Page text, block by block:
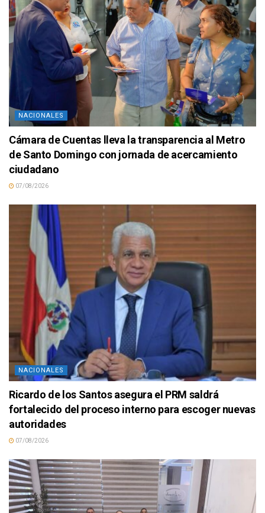
NACIONALES
Cámara de Cuentas lleva la transparencia al Metro
de Santo Domingo con jornada de acercamiento
ciudadano
07/08/2026
NACIONALES
Ricardo de los Santos asegura el PRM saldrá
fortalecido del proceso interno para escoger nuevas
autoridades
07/08/2026